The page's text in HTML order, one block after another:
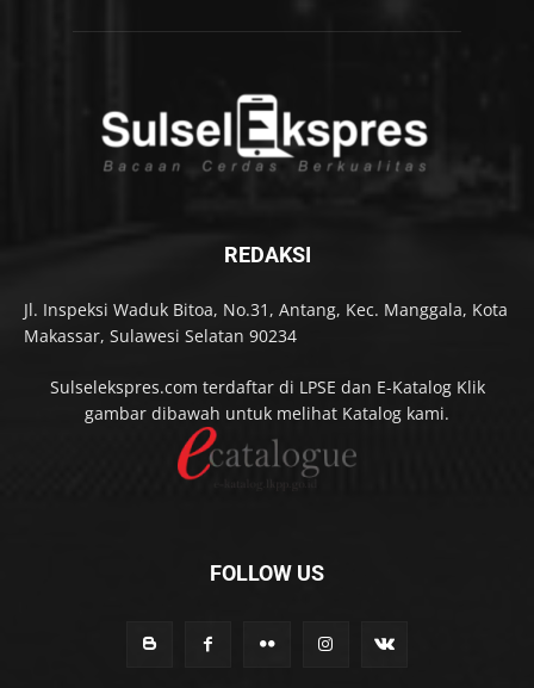
REDAKSI
Jl. Inspeksi Waduk Bitoa, No.31, Antang, Kec. Manggala, Kota
Makassar, Sulawesi Selatan 90234
Sulselekspres.com terdaftar di LPSE dan E-Katalog Klik
gambar dibawah untuk melihat Katalog kami.
FOLLOW US